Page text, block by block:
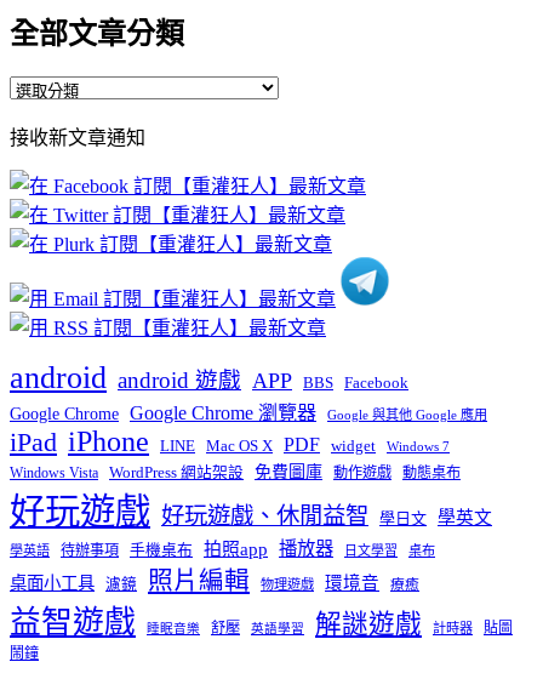
全部文章分類
全
文
章
分
類
接收新文章通知
android android 遊戲 APP BBS Facebook
Google Chrome Google Chrome 瀏覽器 Google 與其他 Google 應用
iPad iPhone LINE Mac OS X PDF widget Windows 7
Windows Vista WordPress 網站架設 免費圖庫 動作遊戲 動態桌布
好玩遊戲 好玩遊戲、休閒益智 學日文 學英文
學英語 待辦事項 手機桌布 拍照app 播放器 日文學習 桌布
桌面小工具 濾鏡 照片編輯 物理遊戲 環境音 療癒
益智遊戲 睡眠音樂 舒壓 英語學習 解謎遊戲 計時器
貼圖
鬧鐘